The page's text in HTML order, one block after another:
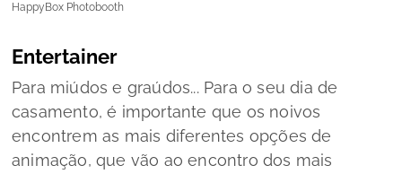
HappyBox Photobooth
Entertainer
Para miúdos e graúdos... Para o seu dia de
casamento, é importante que os noivos
encontrem as mais diferentes opções de
animação, que vão ao encontro dos mais